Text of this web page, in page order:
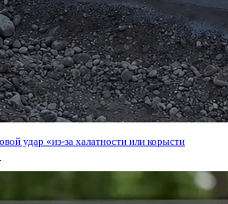
удар «из-за халатности или корысти